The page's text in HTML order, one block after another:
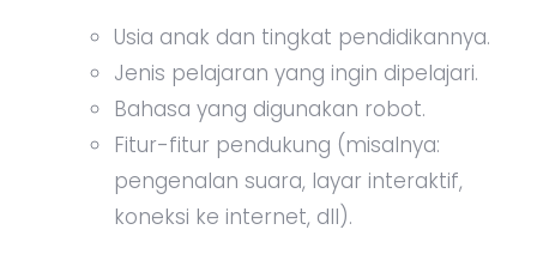
Usia anak dan tingkat pendidikannya.
Jenis pelajaran yang ingin dipelajari.
Bahasa yang digunakan robot.
Fitur-fitur pendukung (misalnya:
pengenalan suara, layar interaktif,
koneksi ke internet, dll).